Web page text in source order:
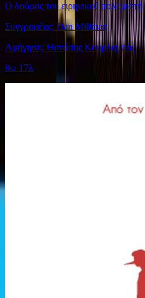
Ο δρόμος του ειρηνικού πολεμιστή
Συγγραφέας: Dan Millman
Αφήγηση: Θανάσης Κουρλαμπάς
8ω 17λ